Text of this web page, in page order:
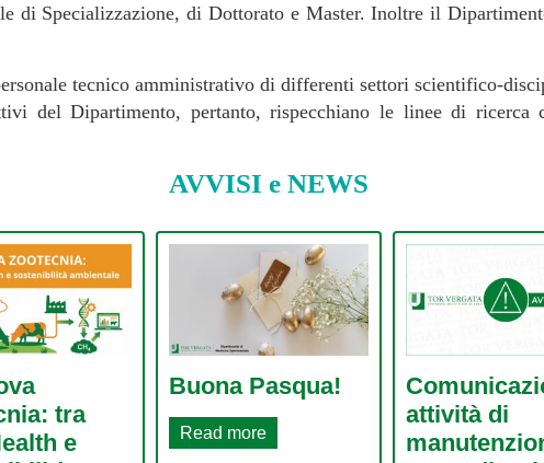
di Specializzazione, di Dottorato e Master. Inoltre il
tecnico amministrativo di differenti settori scientifico-
del Dipartimento, pertanto, rispecchiano le linee di ricerca
AVVISI e NEWS
tra
e
Buona Pasqua!
Read more
attività di